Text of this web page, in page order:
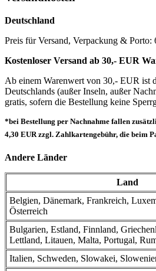
Deutschland
Preis für Versand, Verpackung & Porto:
Kostenloser Versand ab 30,- EUR
Ab einem Warenwert von 30,- EUR ist
Deutschlands (außer Inseln, außer
gratis, sofern die Bestellung keine
*bei Bestellung per Nachnahme fallen
4,30 EUR zzgl. Zahlkartengebühr, die beim
Andere Länder
Land
Belgien, Dänemark, Frankreich,
Österreich
Bulgarien, Estland, Finnland,
Lettland, Litauen, Malta, Portugal,
Italien, Schweden, Slowakei,